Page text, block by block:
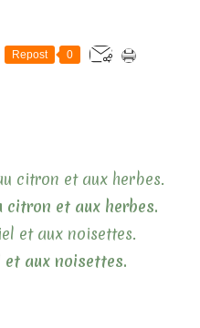
Repost 0
citron et aux herbes.
et aux noisettes.